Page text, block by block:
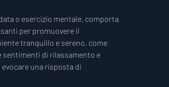
o esercizio mentale, comporta
per promuovere il
tranquillo e sereno, come
sentimenti di rilassamento e
una risposta di